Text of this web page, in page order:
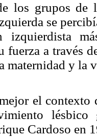
los grupos de
se
izquierdista
fuerza a través
maternidad y la
el
lésbico
Cardoso en